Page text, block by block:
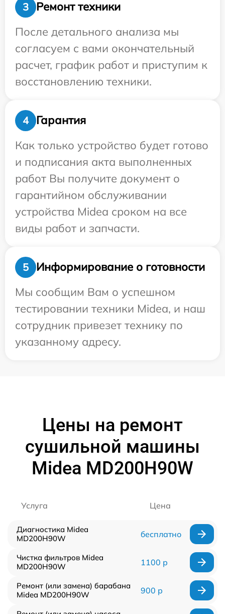
3
Ремонт техники
После детального анализа мы
согласуем с вами окончательный
расчет, график работ и приступим к
восстановлению техники.
4
Гарантия
Как только устройство будет готово
и подписания акта выполненных
работ Вы получите документ о
гарантийном обслуживании
устройства Midea сроком на все
виды работ и запчасти.
5
Информирование о готовности
Мы сообщим Вам о успешном
тестировании техники Midea, и наш
сотрудник привезет технику по
указанному адресу.
Цены на ремонт
сушильной машины
Midea MD200H90W
Услуга Цена
Диагностика Midea
MD200H90W
бесплатно
Чистка фильтров Midea
MD200H90W
1100 р
Ремонт (или замена) барабана
Midea MD200H90W
900 р